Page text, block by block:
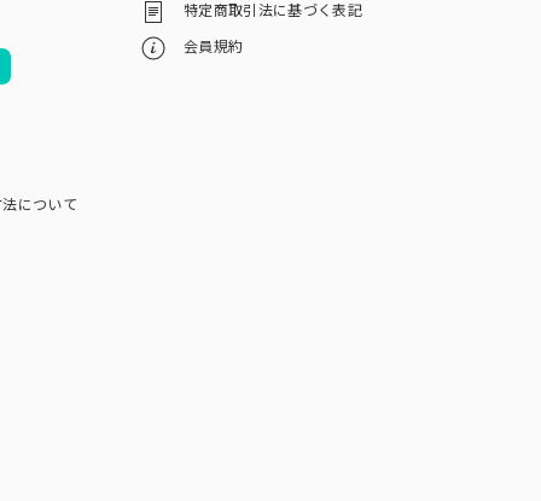
について
特定商取引法に基づく表記
会員規約